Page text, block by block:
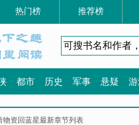
热门榜 推荐榜
都市 历史 军事 悬疑
物资回蓝星最新章节列表